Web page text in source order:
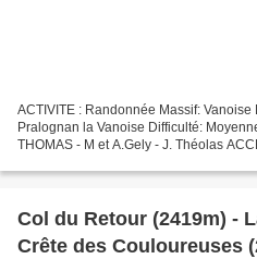
ACTIVITE : Randonnée Massif:
Pralognan la Vanoise Difficulté:
THOMAS - M et A.Gely - J. Théolas
Col du Retour (2419m) -
Crête des Couloureuses